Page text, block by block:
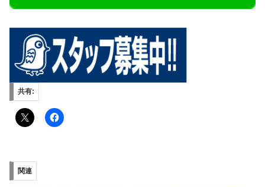
共有:
関連